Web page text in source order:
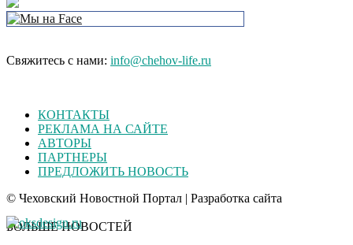
Свяжитесь с нами: info@chehov-life.ru
КОНТАКТЫ
РЕКЛАМА НА САЙТЕ
АВТОРЫ
ПАРТНЕРЫ
ПРЕДЛОЖИТЬ НОВОСТЬ
© Чеховский Новостной Портал | Разработка сайта
БОЛЬШЕ НОВОСТЕЙ